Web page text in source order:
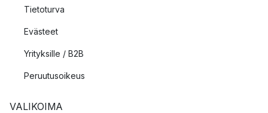
Tietoturva
Evästeet
Yrityksille / B2B
Peruutusoikeus
VALIKOIMA